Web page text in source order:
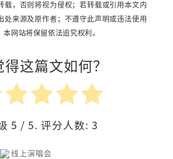
载，否则将视为侵权；若转载或引用本文内
处来源及原作者；不遵守此声明或违法使用
网站将保留依法追究权利。
这篇文如何？
5 / 5. 评分人数: 3
线上演唱会